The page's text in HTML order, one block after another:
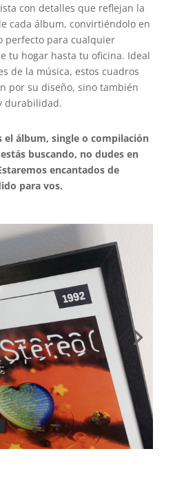
con detalles que reflejan la
cada álbum, convirtiéndolo en
perfecto para cualquier
tu hogar hasta tu oficina. Ideal
de la música, estos cuadros
por su diseño, sino también
durabilidad.
el álbum, single o compilación
buscando, no dudes en
encantados de
para vos.